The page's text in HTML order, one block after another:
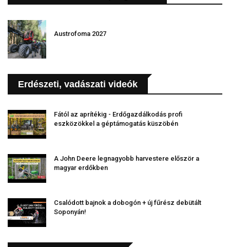
Austrofoma 2027
Erdészeti, vadászati videók
Fától az aprítékig - Erdőgazdálkodás profi
eszközökkel a géptámogatás küszöbén
A John Deere legnagyobb harvestere először a
magyar erdőkben
Csalódott bajnok a dobogón + új fűrész debütált
Soponyán!